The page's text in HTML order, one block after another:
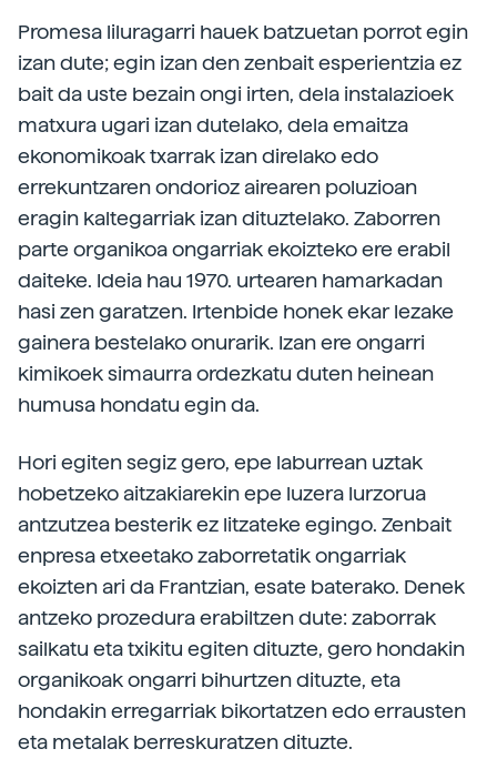
Promesa liluragarri hauek batzuetan porrot egin
izan dute; egin izan den zenbait esperientzia ez
bait da uste bezain ongi irten, dela instalazioek
matxura ugari izan dutelako, dela emaitza
ekonomikoak txarrak izan direlako edo
errekuntzaren ondorioz airearen poluzioan
eragin kaltegarriak izan dituztelako. Zaborren
parte organikoa ongarriak ekoizteko ere erabil
daiteke. Ideia hau 1970. urtearen hamarkadan
hasi zen garatzen. Irtenbide honek ekar lezake
gainera bestelako onurarik. Izan ere ongarri
kimikoek simaurra ordezkatu duten heinean
humusa hondatu egin da.
Hori egiten segiz gero, epe laburrean uztak
hobetzeko aitzakiarekin epe luzera lurzorua
antzutzea besterik ez litzateke egingo. Zenbait
enpresa etxeetako zaborretatik ongarriak
ekoizten ari da Frantzian, esate baterako. Denek
antzeko prozedura erabiltzen dute: zaborrak
sailkatu eta txikitu egiten dituzte, gero hondakin
organikoak ongarri bihurtzen dituzte, eta
hondakin erregarriak bikortatzen edo errausten
eta metalak berreskuratzen dituzte.